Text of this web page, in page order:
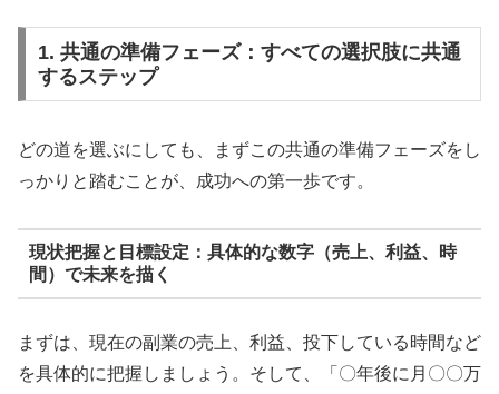
1. 共通の準備フェーズ：すべての選択肢に共通
するステップ
どの道を選ぶにしても、まずこの共通の準備フェーズをし
っかりと踏むことが、成功への第一歩です。
現状把握と目標設定：具体的な数字（売上、利益、時
間）で未来を描く
まずは、現在の副業の売上、利益、投下している時間など
を具体的に把握しましょう。そして、「〇年後に月〇〇万